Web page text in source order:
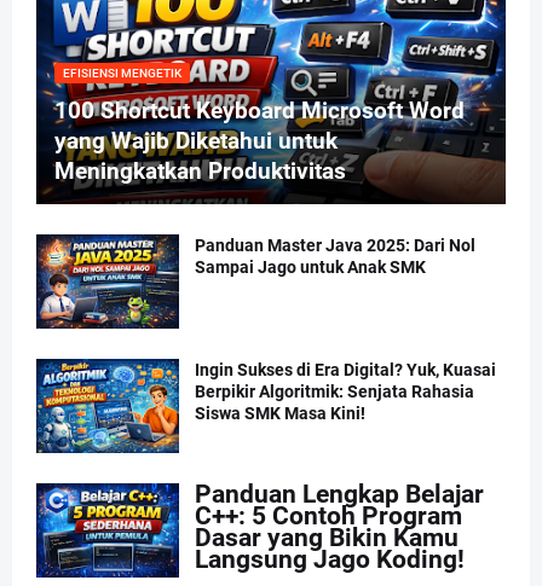
EFISIENSI MENGETIK
100 Shortcut Keyboard Microsoft Word
yang Wajib Diketahui untuk
Meningkatkan Produktivitas
Panduan Master Java 2025: Dari Nol
Sampai Jago untuk Anak SMK
Ingin Sukses di Era Digital? Yuk, Kuasai
Berpikir Algoritmik: Senjata Rahasia
Siswa SMK Masa Kini!
Panduan Lengkap Belajar
C++: 5 Contoh Program
Dasar yang Bikin Kamu
Langsung Jago Koding!